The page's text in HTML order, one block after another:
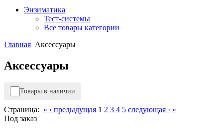
Энзиматика
Тест-системы
Все товары категории
Главная Аксессуары
Аксессуары
Товары в наличии
Страница: « ‹ предыдущая 1 2 3 4 5 следующая › »
Под заказ